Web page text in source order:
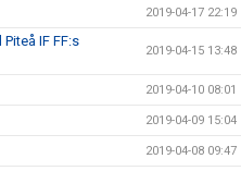
2019-04-17 22:19
IF FF:s
2019-04-15 13:48
2019-04-10 08:01
2019-04-09 15:04
2019-04-08 09:47